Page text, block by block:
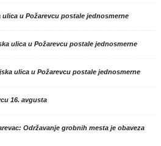
ulica u Požarevcu postale jednosmerne
ulica u Požarevcu postale jednosmerne
ulica u Požarevcu postale jednosmerne
16. avgusta
Održavanje grobnih mesta je obaveza